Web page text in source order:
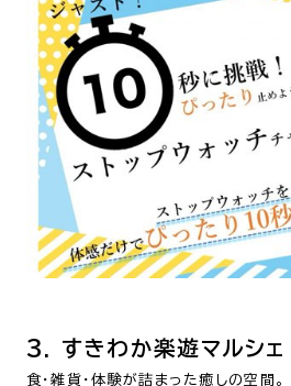
3. すきわか楽遊マルシェ
食・雑貨・体験が詰まった癒しの空間。